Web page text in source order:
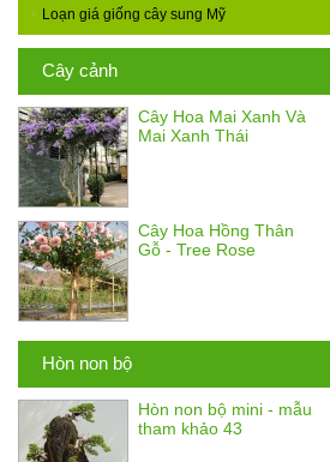
Loạn giá giống cây sung Mỹ
Cây cảnh
Cây Hoa Mai Xanh Và
Mai Xanh Thái
Cây Hoa Hồng Thân
Gỗ - Tree Rose
Hòn non bộ
Hòn non bộ mini - mẫu
tham khảo 43